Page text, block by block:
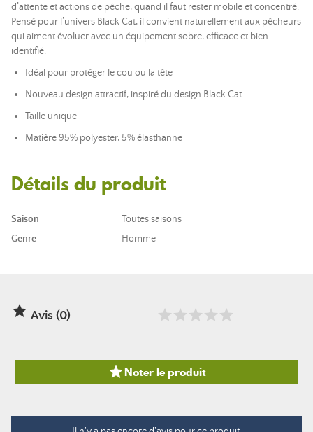
d’attente et actions de pêche, quand il faut rester mobile et concentré.
Pensé pour l’univers Black Cat, il convient naturellement aux pêcheurs
qui aiment évoluer avec un équipement sobre, efficace et bien
identifié.
Idéal pour protéger le cou ou la tête
Nouveau design attractif, inspiré du design Black Cat
Taille unique
Matière 95% polyester, 5% élasthanne
Détails du produit
Saison
Toutes saisons
Genre
Homme
 Avis (0)
Noter le produit